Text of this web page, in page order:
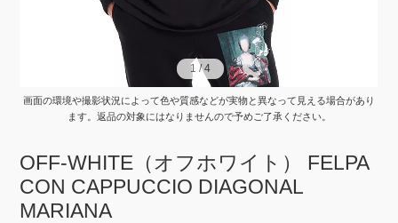
1 /4
1 /4
画面の環境や撮影状況によって色や質感などが実物と異なって見える場合があり
ます。返品の対象にはなりませんので予めご了承ください。
OFF-WHITE（オフホワイト） FELPA
CON CAPPUCCIO DIAGONAL
MARIANA